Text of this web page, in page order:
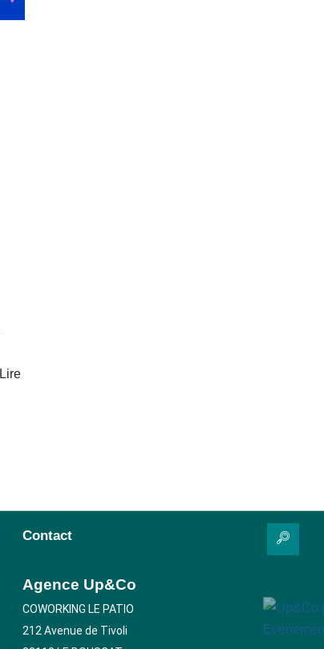
Lire
Contact
Agence Up&Co
COWORKING LE PATIO
212 Avenue de Tivoli